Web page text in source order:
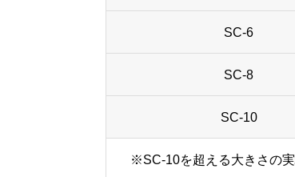
SC-6
SC-8
SC-10
※SC-10を超える大きさの